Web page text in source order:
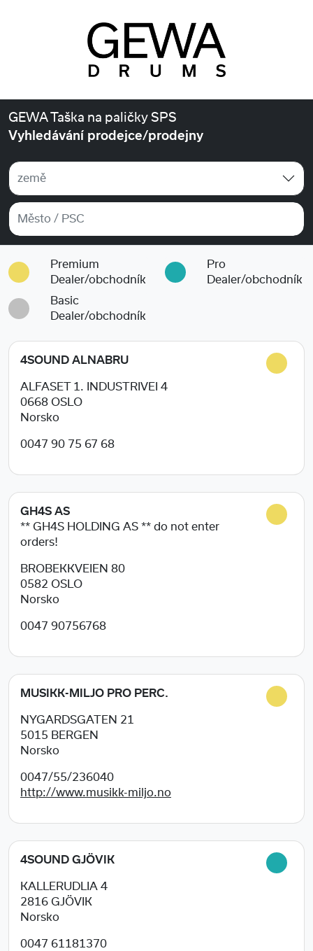
GEWA Taška na paličky SPS
Vyhledávání prodejce/prodejny
země
Premium
Dealer/obchodník
Pro
Dealer/obchodník
Basic
Dealer/obchodník
4SOUND ALNABRU
ALFASET 1. INDUSTRIVEI 4
0668 OSLO
Norsko
0047 90 75 67 68
GH4S AS
** GH4S HOLDING AS ** do not enter
orders!
BROBEKKVEIEN 80
0582 OSLO
Norsko
0047 90756768
MUSIKK-MILJO PRO PERC.
NYGARDSGATEN 21
5015 BERGEN
Norsko
0047/55/236040
http://www.musikk-miljo.no
4SOUND GJÖVIK
KALLERUDLIA 4
2816 GJÖVIK
Norsko
0047 61181370